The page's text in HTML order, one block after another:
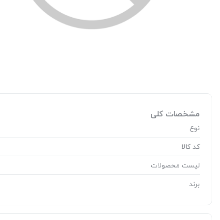
مشخصات کلی
نوع
کد کالا
لیست محصولات
برند